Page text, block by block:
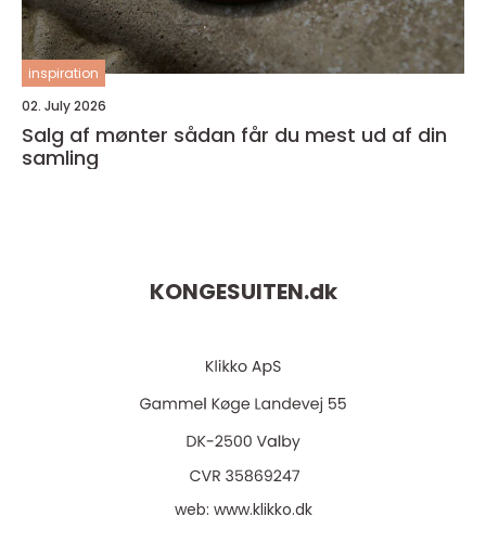
inspiration
02. July 2026
Salg af mønter sådan får du mest ud af din
samling
KONGESUITEN.dk
web: www.klikko.dk